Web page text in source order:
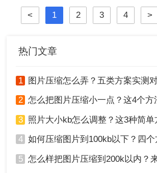
压缩方法，帮助您更好地进行图片压
< 1 2 3 4 >
热门文章
1 图片压缩怎么弄？五类方案实测对比，一
2 怎么把图片压缩小一点？这4个方法都可以
3 照片大小kb怎么调整？这3种简单方
4 如何压缩图片到100kb以下？四个
5 怎么样把图片压缩到200k以内？来试试这四